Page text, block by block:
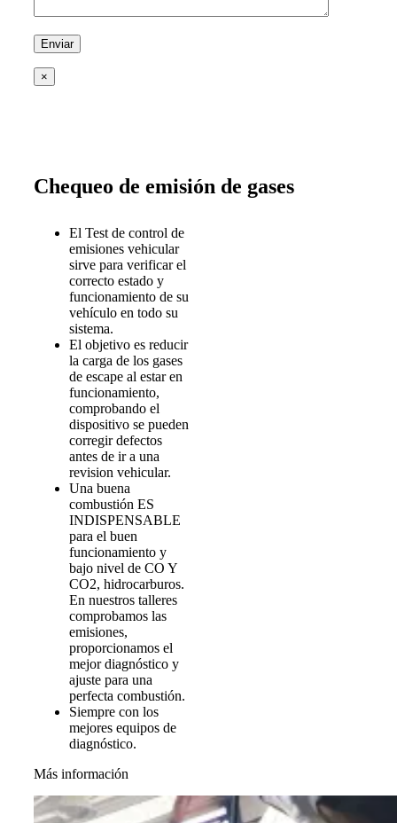
×
Chequeo de emisión de gases
El Test de control de
emisiones vehicular
sirve para verificar el
correcto estado y
funcionamiento de su
vehículo en todo su
sistema.
El objetivo es reducir
la carga de los gases
de escape al estar en
funcionamiento,
comprobando el
dispositivo se pueden
corregir defectos
antes de ir a una
revision vehicular.
Una buena
combustión ES
INDISPENSABLE
para el buen
funcionamiento y
bajo nivel de CO Y
CO2, hidrocarburos.
En nuestros talleres
comprobamos las
emisiones,
proporcionamos el
mejor diagnóstico y
ajuste para una
perfecta combustión.
Siempre con los
mejores equipos de
diagnóstico.
Más información